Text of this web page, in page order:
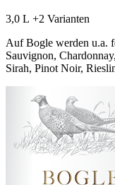
3,0 L +2 Varianten
Auf Bogle werden u.a.
Sauvignon,
Sirah, Pinot Noir,